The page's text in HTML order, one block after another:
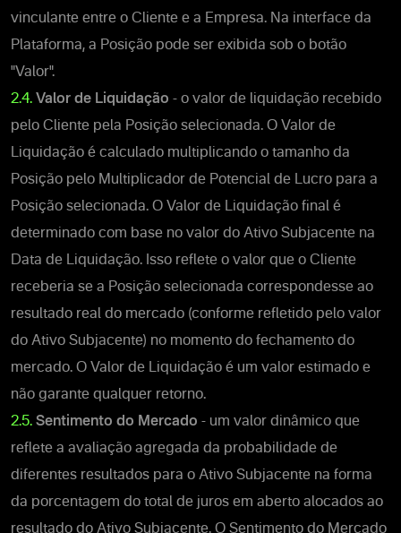
vinculante entre o Cliente e a Empresa. Na interface da
Plataforma, a Posição pode ser exibida sob o botão
"Valor".
2.4. Valor de Liquidação - o valor de liquidação recebido
pelo Cliente pela Posição selecionada. O Valor de
Liquidação é calculado multiplicando o tamanho da
Posição pelo Multiplicador de Potencial de Lucro para a
Posição selecionada. O Valor de Liquidação final é
determinado com base no valor do Ativo Subjacente na
Data de Liquidação. Isso reflete o valor que o Cliente
receberia se a Posição selecionada correspondesse ao
resultado real do mercado (conforme refletido pelo valor
do Ativo Subjacente) no momento do fechamento do
mercado. O Valor de Liquidação é um valor estimado e
não garante qualquer retorno.
2.5. Sentimento do Mercado - um valor dinâmico que
reflete a avaliação agregada da probabilidade de
diferentes resultados para o Ativo Subjacente na forma
da porcentagem do total de juros em aberto alocados ao
resultado do Ativo Subjacente. O Sentimento do Mercado